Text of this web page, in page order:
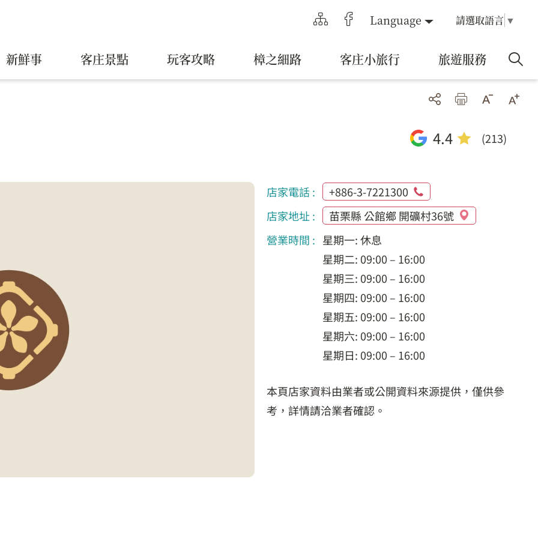
Language 請選取語言 ▼
新鮮事 客庄景點 玩客攻略 樟之細路 客庄小旅行 旅遊服務
4.4 (213)
店家電話 :
+886-3-7221300
店家地址 :
苗栗縣 公館鄉 開礦村36號
營業時間 : 星期一: 休息
星期二: 09:00 – 16:00
星期三: 09:00 – 16:00
星期四: 09:00 – 16:00
星期五: 09:00 – 16:00
星期六: 09:00 – 16:00
星期日: 09:00 – 16:00
本頁店家資料由業者或公開資料來源提供，僅供參
考，詳情請洽業者確認。